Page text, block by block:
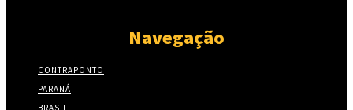
Navegação
CONTRAPONTO
PARANÁ
BRASIL